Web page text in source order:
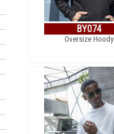
BY074
Oversize Hoody